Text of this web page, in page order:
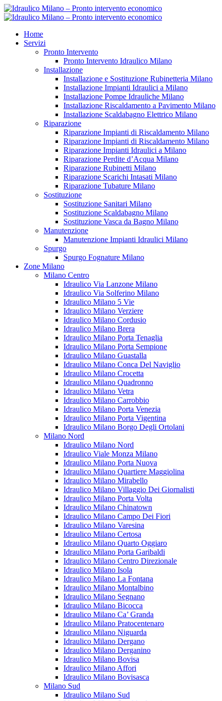
Home
Servizi
Pronto Intervento
Pronto Intervento Idraulico Milano
Installazione
Installazione e Sostituzione Rubinetteria Milano
Installazione Impianti Idraulici a Milano
Installazione Pompe Idrauliche Milano
Installazione Riscaldamento a Pavimento Milano
Installazione Scaldabagno Elettrico Milano
Riparazione
Riparazione Impianti di Riscaldamento Milano
Riparazione Impianti di Riscaldamento Milano
Riparazione Impianti Idraulici a Milano
Riparazione Perdite d’Acqua Milano
Riparazione Rubinetti Milano
Riparazione Scarichi Intasati Milano
Riparazione Tubature Milano
Sostituzione
Sostituzione Sanitari Milano
Sostituzione Scaldabagno Milano
Sostituzione Vasca da Bagno Milano
Manutenzione
Manutenzione Impianti Idraulici Milano
Spurgo
Spurgo Fognature Milano
Zone Milano
Milano Centro
Idraulico Via Lanzone Milano
Idraulico Via Solferino Milano
Idraulico Milano 5 Vie
Idraulico Milano Verziere
Idraulico Milano Cordusio
Idraulico Milano Brera
Idraulico Milano Porta Tenaglia
Idraulico Milano Porta Sempione
Idraulico Milano Guastalla
Idraulico Milano Conca Del Naviglio
Idraulico Milano Crocetta
Idraulico Milano Quadronno
Idraulico Milano Vetra
Idraulico Milano Carrobbio
Idraulico Milano Porta Venezia
Idraulico Milano Porta Vigentina
Idraulico Milano Borgo Degli Ortolani
Milano Nord
Idraulico Milano Nord
Idraulico Viale Monza Milano
Idraulico Milano Porta Nuova
Idraulico Milano Quartiere Maggiolina
Idraulico Milano Mirabello
Idraulico Milano Villaggio Dei Giornalisti
Idraulico Milano Porta Volta
Idraulico Milano Chinatown
Idraulico Milano Campo Dei Fiori
Idraulico Milano Varesina
Idraulico Milano Certosa
Idraulico Milano Quarto Oggiaro
Idraulico Milano Porta Garibaldi
Idraulico Milano Centro Direzionale
Idraulico Milano Isola
Idraulico Milano La Fontana
Idraulico Milano Montalbino
Idraulico Milano Segnano
Idraulico Milano Bicocca
Idraulico Milano Ca’ Granda
Idraulico Milano Pratocentenaro
Idraulico Milano Niguarda
Idraulico Milano Dergano
Idraulico Milano Derganino
Idraulico Milano Bovisa
Idraulico Milano Affori
Idraulico Milano Bovisasca
Milano Sud
Idraulico Milano Sud